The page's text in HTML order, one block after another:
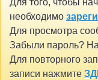
Для того, чтобы
необходимо
Для просмотра
Забыли пароль?
Для повторного
записи нажмите